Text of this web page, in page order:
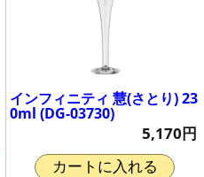
インフィニティ 慧(さとり) 23
0ml (DG-03730)
5,170円
カートに入れる